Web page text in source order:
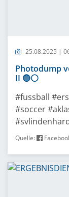
25.08.2025 |
Photodump
II 🔵⚪️
#fussball
#soccer
Quelle: